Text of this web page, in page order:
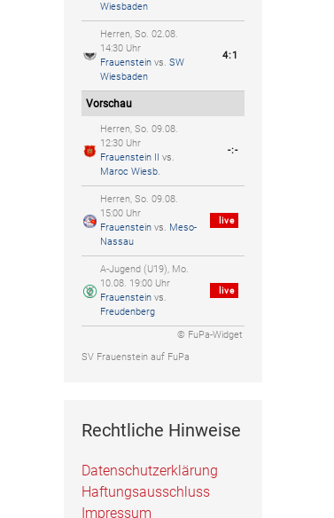
Wiesbaden
Herren, So. 02.08.
14:30 Uhr
Frauenstein vs. SW
Wiesbaden
4:1
Vorschau
Herren, So. 09.08.
12:30 Uhr
Frauenstein II
vs.
Maroc Wiesb.
-:-
Herren, So. 09.08.
15:00 Uhr
Frauenstein vs. Meso-
Nassau
live
A-Jugend (U19), Mo.
10.08. 19:00 Uhr
Frauenstein vs.
Freudenberg
live
© FuPa-Widget
SV Frauenstein auf FuPa
Rechtliche Hinweise
Datenschutzerklärung
Haftungsausschluss
Impressum